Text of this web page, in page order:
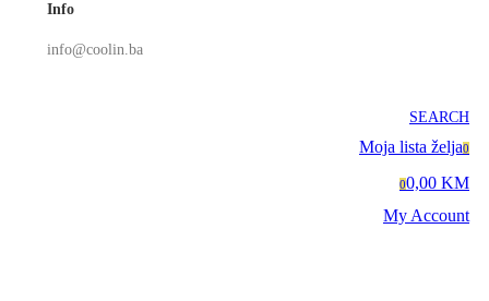
Info
info@coolin.ba
SEARCH
Moja lista želja0
00,00 KM
My Account